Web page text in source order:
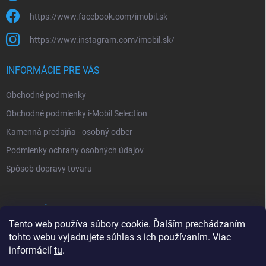
Tento web používa súbory cookie. Ďalším prechádzaním
tohto webu vyjadrujete súhlas s ich používaním. Viac
informácií tu.
https://www.facebook.com/imobil.sk
https://www.instagram.com/imobil.sk/
INFORMÁCIE PRE VÁS
Obchodné podmienky
Obchodné podmienky i-Mobil Selection
Kamenná predajňa - osobný odber
Podmienky ochrany osobných údajov
Spôsob dopravy tovaru